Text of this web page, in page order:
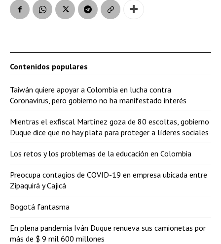
Contenidos populares
Taiwán quiere apoyar a Colombia en lucha contra
Coronavirus, pero gobierno no ha manifestado interés
Mientras el exfiscal Martínez goza de 80 escoltas, gobierno
Duque dice que no hay plata para proteger a líderes sociales
Los retos y los problemas de la educación en Colombia
Preocupa contagios de COVID-19 en empresa ubicada entre
Zipaquirá y Cajicá
Bogotá fantasma
En plena pandemia Iván Duque renueva sus camionetas por
más de $ 9 mil 600 millones